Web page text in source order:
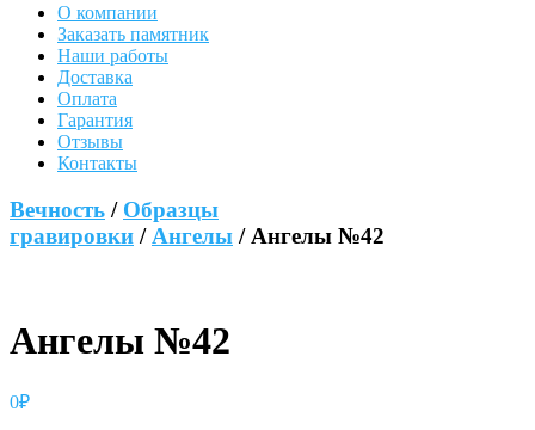
О компании
Заказать памятник
Наши работы
Доставка
Оплата
Гарантия
Отзывы
Контакты
Вечность / Образцы
гравировки / Ангелы / Ангелы №42
Ангелы №42
0₽